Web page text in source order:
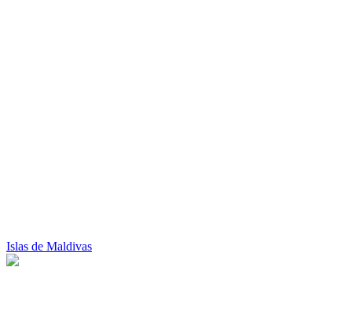
Islas de Maldivas